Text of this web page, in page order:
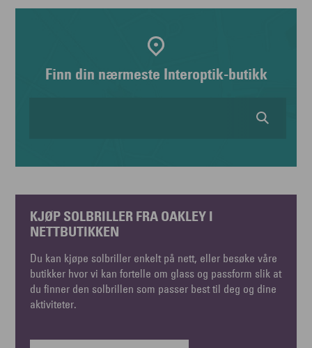
Finn din nærmeste Interoptik-butikk
KJØP SOLBRILLER FRA OAKLEY I
NETTBUTIKKEN
Du kan kjøpe solbriller enkelt på nett, eller besøke våre
butikker hvor vi kan fortelle om glass og passform slik at
du finner den solbrillen som passer best til deg og dine
aktiviteter.